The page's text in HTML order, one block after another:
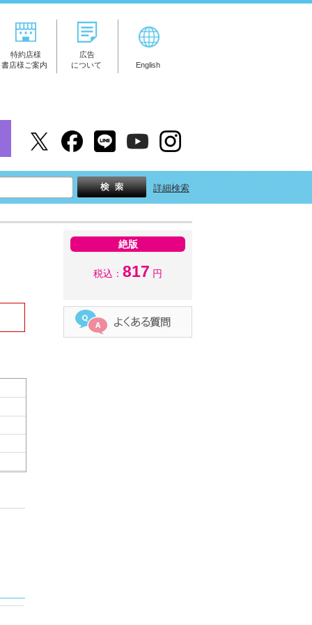
特約店様
書店様ご案内
広告
について
English
詳細検索
絶版
税込： 817 円